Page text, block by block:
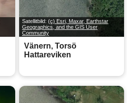
Satellitbild: (c) Esri, Maxar, Earthstar
Geographics, and the GIS User
Community
Vänern, Torsö
Hattareviken